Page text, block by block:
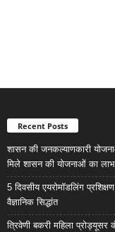
Recent Posts
शासन की जनकल्याणकारी
मिले शासन की योजनाओं का लाभ
5 दिवसीय एयरोमॉडलिंग
वैज्ञानिक सिद्धांत
त्रिवेणी बकरी महिला प्रोड्यूसर